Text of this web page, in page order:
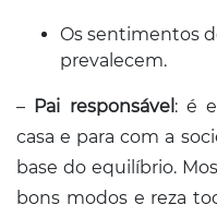
Os sentimentos
prevalecem.
– Pai responsável : é
casa e para com a
base do equilíbrio.
bons modos e reza